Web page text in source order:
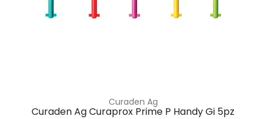
Curaden Ag
Curaden Ag Curaprox Prime P Handy Gi 5pz